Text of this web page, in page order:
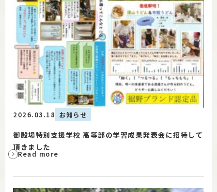
2026.03.18 お知らせ
御殿場特別支援学校 高等部の学習成果発表会に招待して
頂きました
Read more